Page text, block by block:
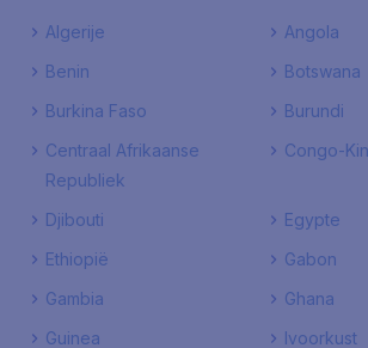
Algerije
Angola
Benin
Botswana
Burkina Faso
Burundi
Centraal Afrikaanse
Republiek
Congo-
Djibouti
Egypte
Ethiopië
Gabon
Gambia
Ghana
Guinea
Ivoorkust